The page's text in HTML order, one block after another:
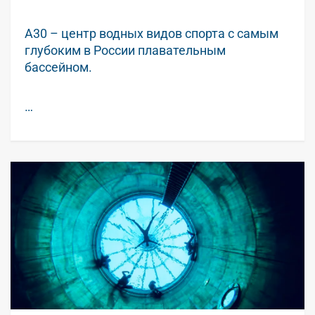
А30 – центр водных видов спорта с самым
глубоким в России плавательным
бассейном.
…